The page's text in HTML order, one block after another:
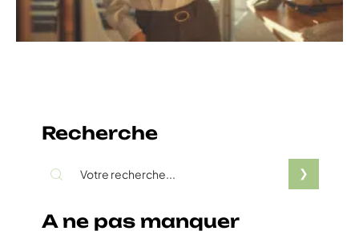
Recherche
A ne pas manquer